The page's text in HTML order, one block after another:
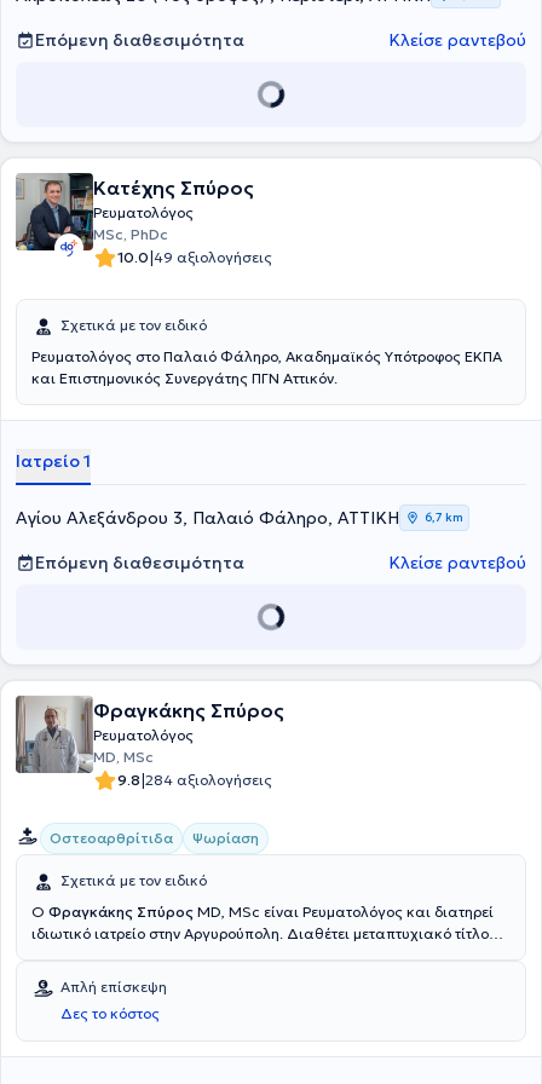
Καποδιστριακού Πανεπιστημίου Αθηνών. Τέλος, ο ιατρός αριθμεί
πολλές συμμετοχές σε συνέδρια και ημερίδες ως ομιλητής και
Επόμενη διαθεσιμότητα Κλείσε ραντεβού
Κατέχης Σπύρος
Ρευματολόγος
MSc, PhDc
10.0|49 αξιολογήσεις
Σχετικά με τον ειδικό
Ρευματολόγος στο Παλαιό Φάληρο, Ακαδημαϊκός Υπότροφος ΕΚΠΑ
και Επιστημονικός Συνεργάτης ΠΓΝ Αττικόν.
Ιατρείο 1
Αγίου Αλεξάνδρου 3, Παλαιό Φάληρο, ΑΤΤΙΚΗ 6,7 km
Επόμενη διαθεσιμότητα Κλείσε ραντεβού
Φραγκάκης Σπύρος
Ρευματολόγος
MD, MSc
9.8|284 αξιολογήσεις
Οστεοαρθρίτιδα Ψωρίαση
Σχετικά με τον ειδικό
Ο Φραγκάκης Σπύρος MD, MSc είναι Ρευματολόγος και διατηρεί
ιδιωτικό ιατρείο στην Αργυρούπολη. Διαθέτει μεταπτυχιακό τίτλο
Εθνικό και Καποδιστριακό Πανεπιστήμιο Αθηνών, ενώ διαθέτει
δίπλωμα Ιατρικού Βελονισμού μετά από επιτυχή παρακολούθηση με
εξετάσεις υπό την αιγίδα του Διεθνούς Συμβουλίου Ιατρικού
Βελονισμού. Επιπλέον, έχει παρακολουθήσει μετεκπαιδευτικά
Απλή επίσκεψη
Δες το κόστος